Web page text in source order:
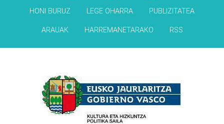
HONI BURUZ LEGE OHARRA PUBLIZITATEA
ARAUAK HARREMANETARAKO RSS